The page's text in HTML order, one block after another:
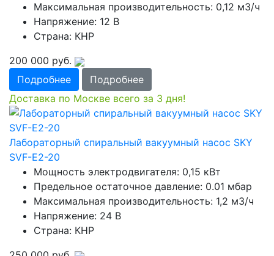
Максимальная производительность: 0,12 м3/ч
Напряжение: 12 В
Страна: КНР
200 000 руб.
Подробнее
Подробнее
Доставка по Москве всего за 3 дня!
Лабораторный спиральный вакуумный насос SKY
SVF-E2-20
Мощность электродвигателя: 0,15 кВт
Предельное остаточное давление: 0.01 мбар
Максимальная производительность: 1,2 м3/ч
Напряжение: 24 В
Страна: КНР